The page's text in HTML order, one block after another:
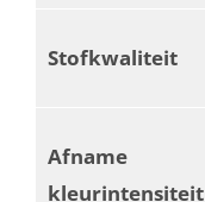
Stofkwaliteit
Afname
kleurintensiteit